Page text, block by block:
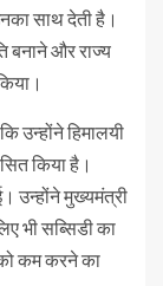
साथ देती है।
बनाने और राज्य
उन्होंने हिमालयी
किया है।
उन्होंने मुख्यमंत्री
भी सब्सिडी का
को कम करने का